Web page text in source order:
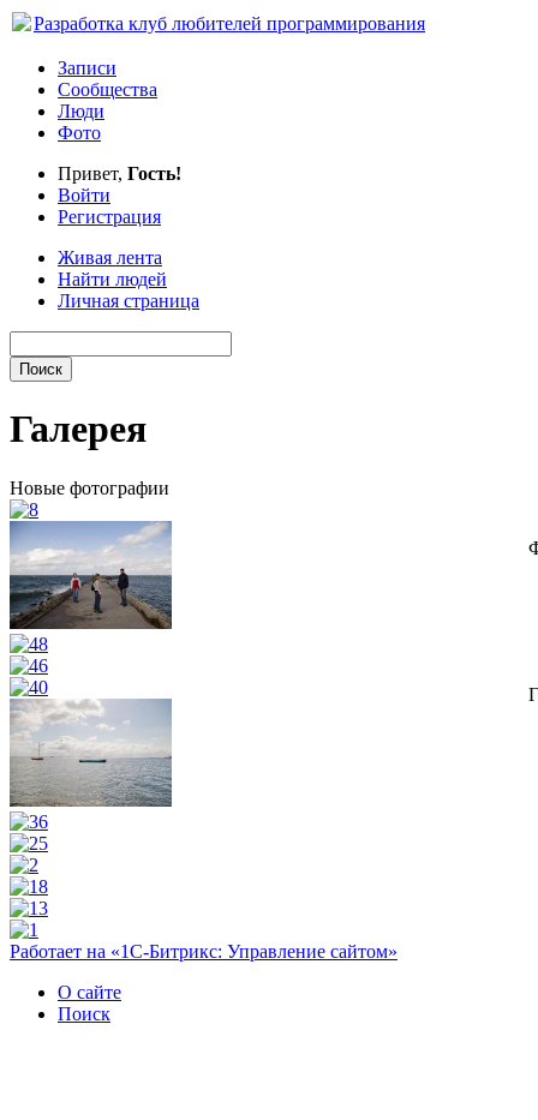
Разработка клуб любителей программирования
Записи
Сообщества
Люди
Фото
Привет, Гость!
Войти
Регистрация
Живая лента
Найти людей
Личная страница
Галерея
Новые фотографии
Работает на «1С-Битрикс: Управление сайтом»
О сайте
Поиск